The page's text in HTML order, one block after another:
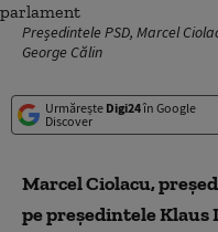
Președintele PSD, Marcel
George Călin
Urmărește Digi24în Google
Discover
Marcel Ciolacu,
pe președintele